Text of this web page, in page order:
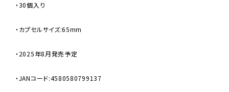
・30個入り
・カプセルサイズ:65mm
・2025年8月発売予定
・JANコード:4580580799137